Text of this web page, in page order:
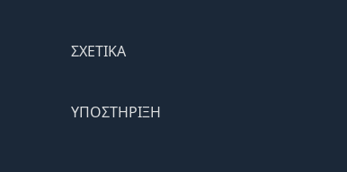
ΣΧΕΤΙΚΆ
ΥΠΟΣΤΗΡΙΞΗ